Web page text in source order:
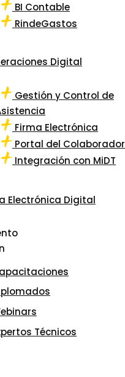
BI Contable
RindeGastos
Digital
Gestión y Control de
Firma Electrónica
Portal del Colaborador
Integración con MiDT
Electrónica Digital
Técnicos